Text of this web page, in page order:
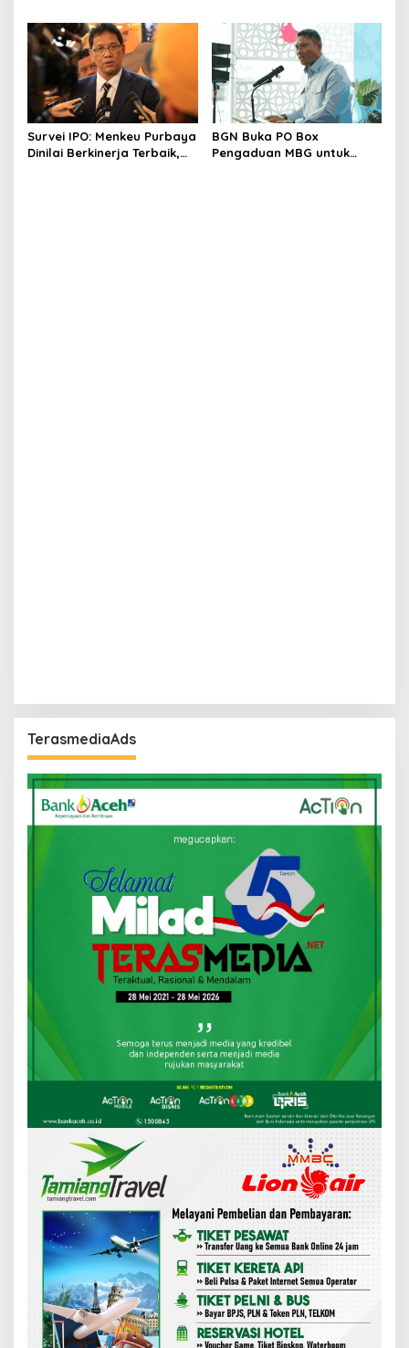
Pendaftarannya
Survei IPO: Menkeu Purbaya
Dinilai Berkinerja Terbaik,
BGN Buka PO Box
Pengaduan MBG untuk
TerasmediaAds